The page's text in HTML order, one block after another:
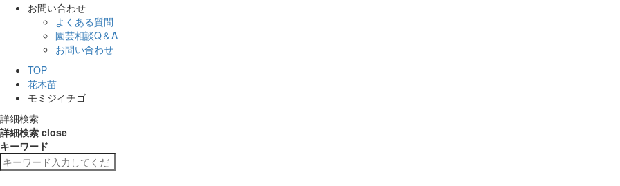
お問い合わせ
よくある質問
園芸相談Q＆A
お問い合わせ
TOP
花木苗
モミジイチゴ
詳細検索
詳細検索 close
キーワード